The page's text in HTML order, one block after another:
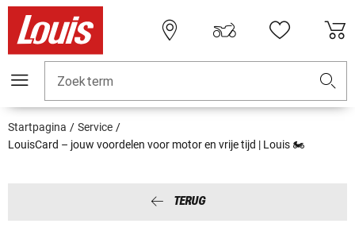
Zoekterm
Startpagina
Service
LouisCard – jouw voordelen voor motor en vrije tijd | Louis 🏍
TERUG